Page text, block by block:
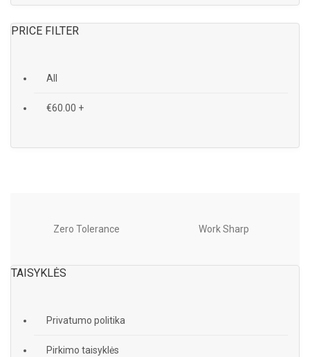
PRICE FILTER
All
€60.00 +
Zero Tolerance Work Sharp
TAISYKLĖS
Privatumo politika
Pirkimo taisyklės